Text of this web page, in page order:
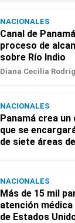
NACIONALES
Canal de
proceso de
sobre Río Indio
Diana Cecilia
NACIONALES
Panamá crea
que se
de siete áreas
NACIONALES
Más de 15 mil
atención
de Estados